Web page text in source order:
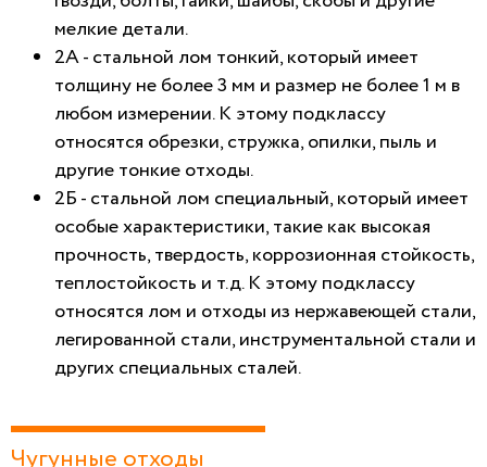
мелкие детали.
2А - стальной лом тонкий, который имеет
толщину не более 3 мм и размер не более 1 м в
любом измерении. К этому подклассу
относятся обрезки, стружка, опилки, пыль и
другие тонкие отходы.
2Б - стальной лом специальный, который имеет
особые характеристики, такие как высокая
прочность, твердость, коррозионная стойкость,
теплостойкость и т.д. К этому подклассу
относятся лом и отходы из нержавеющей стали,
легированной стали, инструментальной стали и
других специальных сталей.
Чугунные отходы